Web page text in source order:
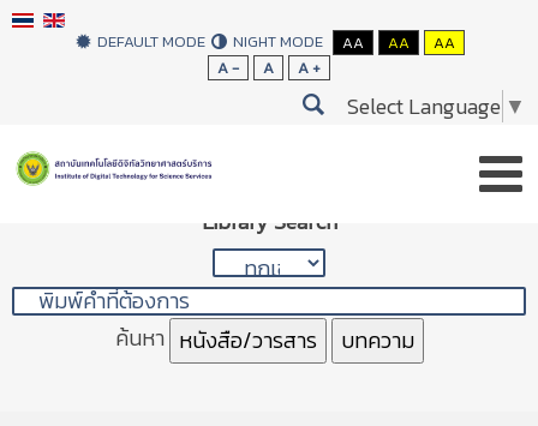
DEFAULT MODE NIGHT MODE AA AA
AA
A -
A A +
Select Language ▼
Library Search
ค้นหา หนังสือ/วารสาร บทความ